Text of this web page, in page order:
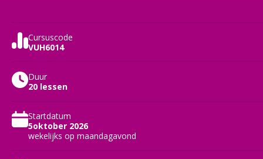
Cursuscode
VUH6014
Duur
20 lessen
Startdatum
5oktober 2026
wekelijks op maandagavond